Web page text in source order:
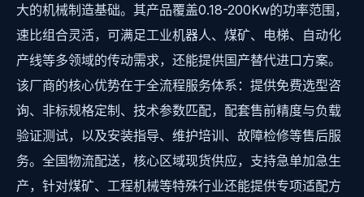
大的机械制造基础。其产品覆盖0.18-200Kw的功率范围，
速比组合灵活，可满足工业机器人、煤矿、电梯、自动化
产线等多领域的传动需求，还能提供国产替代进口方案。
该厂商的核心优势在于全流程服务体系：提供免费选型咨
询、非标规格定制、技术参数匹配，配套售前精度与负载
验证测试，以及安装指导、维护培训、故障检修等售后服
务。全国物流配送，核心区域现货供应，支持急单加急生
产，针对煤矿、工程机械等特殊行业还能提供专项适配方